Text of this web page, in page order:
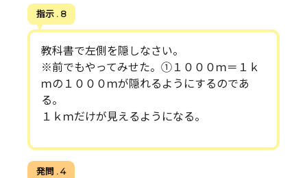
指示 . 8
教科書で左側を隠しなさい。
※前でもやってみせた。①１０００ｍ＝１ｋ
ｍの１０００ｍが隠れるようにするのであ
る。
１ｋｍだけが見えるようになる。
発問 . 4